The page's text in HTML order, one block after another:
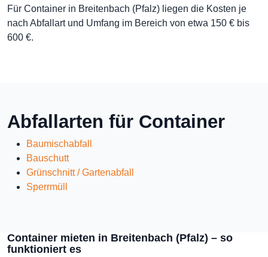
Für Container in Breitenbach (Pfalz) liegen die Kosten je
nach Abfallart und Umfang im Bereich von etwa 150 € bis
600 €.
Abfallarten für Container
Baumischabfall
Bauschutt
Grünschnitt / Gartenabfall
Sperrmüll
Container mieten in Breitenbach (Pfalz) – so
funktioniert es